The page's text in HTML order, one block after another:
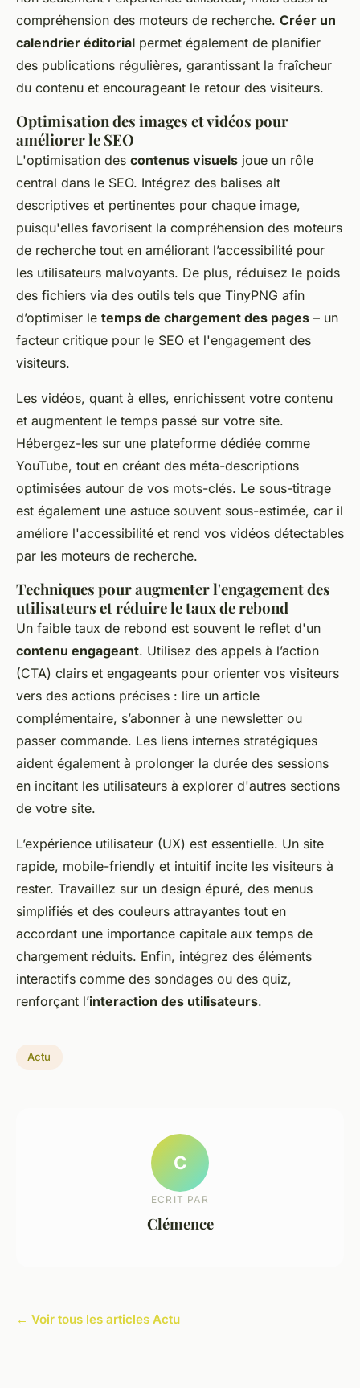
compréhension des moteurs de recherche. Créer un
calendrier éditorial permet également de planifier
des publications régulières, garantissant la fraîcheur
du contenu et encourageant le retour des visiteurs.
Optimisation des images et vidéos pour
améliorer le SEO
L'optimisation des contenus visuels joue un rôle
central dans le SEO. Intégrez des balises alt
descriptives et pertinentes pour chaque image,
puisqu'elles favorisent la compréhension des moteurs
de recherche tout en améliorant l’accessibilité pour
les utilisateurs malvoyants. De plus, réduisez le poids
des fichiers via des outils tels que TinyPNG afin
d’optimiser le temps de chargement des pages – un
facteur critique pour le SEO et l'engagement des
visiteurs.
Les vidéos, quant à elles, enrichissent votre contenu
et augmentent le temps passé sur votre site.
Hébergez-les sur une plateforme dédiée comme
YouTube, tout en créant des méta-descriptions
optimisées autour de vos mots-clés. Le sous-titrage
est également une astuce souvent sous-estimée, car il
améliore l'accessibilité et rend vos vidéos détectables
par les moteurs de recherche.
Techniques pour augmenter l'engagement des
utilisateurs et réduire le taux de rebond
Un faible taux de rebond est souvent le reflet d'un
contenu engageant. Utilisez des appels à l’action
(CTA) clairs et engageants pour orienter vos visiteurs
vers des actions précises : lire un article
complémentaire, s’abonner à une newsletter ou
passer commande. Les liens internes stratégiques
aident également à prolonger la durée des sessions
en incitant les utilisateurs à explorer d'autres sections
de votre site.
L’expérience utilisateur (UX) est essentielle. Un site
rapide, mobile-friendly et intuitif incite les visiteurs à
rester. Travaillez sur un design épuré, des menus
simplifiés et des couleurs attrayantes tout en
accordant une importance capitale aux temps de
chargement réduits. Enfin, intégrez des éléments
interactifs comme des sondages ou des quiz,
renforçant l’interaction des utilisateurs.
Actu
C
ECRIT PAR
Clémence
← Voir tous les articles Actu